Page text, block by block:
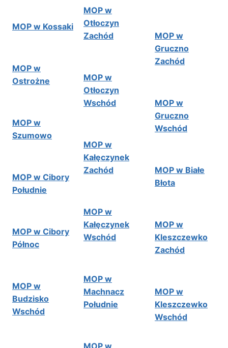
MOP w Kossaki
MOP w
Ostrożne
MOP w
Szumowo
MOP w Cibory
Południe
MOP w Cibory
Północ
MOP w
Budzisko
Wschód
MOP w
Otłoczyn
Zachód
MOP w
Otłoczyn
Wschód
MOP w
Kałęczynek
Zachód
MOP w
Kałęczynek
Wschód
MOP w
Machnacz
Południe
MOP w
Gruczno
Zachód
MOP w
Gruczno
Wschód
MOP w Białe
Błota
MOP w
Kleszczewko
Zachód
MOP w
Kleszczewko
Wschód